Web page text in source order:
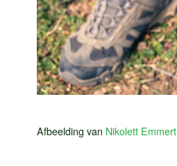
Afbeelding van Nikolett Emmert